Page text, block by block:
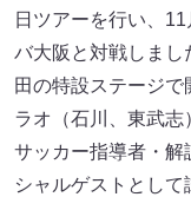
日ツアーを行い、
バ大阪と対戦しまし
田の特設ステージ
ラオ（石川、東武志
サッカー指導者・解
シャルゲストとし